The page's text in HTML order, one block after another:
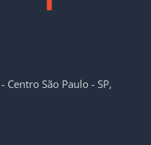
Centro São Paulo - SP,